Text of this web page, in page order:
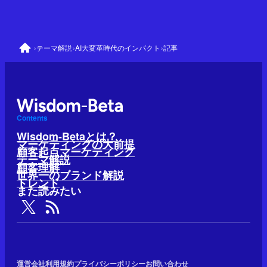
›テーマ解説›AI大変革時代のインパクト ›記事
Contents
Wisdom-Betaとは？
マーケティングの大前提
顧客起点マーケティング
テーマ解説
顧客理解
世界一のブランド解説
トレンド
また読みたい
運営会社利用規約プライバシーポリシーお問い合わせ